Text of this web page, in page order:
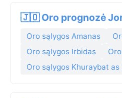
🇯🇴 Oro prognozė
Oro sąlygos Amanas
Oro sąlygos Irbidas
Oro sąlygos Khuraybat as